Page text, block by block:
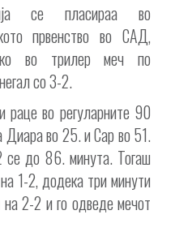
се пласираа во
првенство во САД,
во трилер меч по
со 3-2.
раце во регуларните 90
Диара во 25. и Сар во 51.
се до 86. минута. Тогаш
1-2, додека три минути
2-2 и го одведе мечот